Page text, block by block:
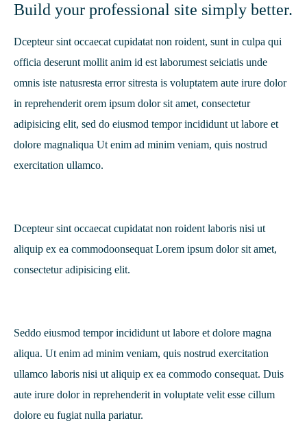
Build your professional site simply better.
Dcepteur sint occaecat cupidatat non roident, sunt in culpa qui
officia deserunt mollit anim id est laborumest seiciatis unde
omnis iste natusresta error sitresta is voluptatem aute irure dolor
in reprehenderit orem ipsum dolor sit amet, consectetur
adipisicing elit, sed do eiusmod tempor incididunt ut labore et
dolore magnaliqua Ut enim ad minim veniam, quis nostrud
exercitation ullamco.
Dcepteur sint occaecat cupidatat non roident laboris nisi ut
aliquip ex ea commodoonsequat Lorem ipsum dolor sit amet,
consectetur adipisicing elit.
Seddo eiusmod tempor incididunt ut labore et dolore magna
aliqua. Ut enim ad minim veniam, quis nostrud exercitation
ullamco laboris nisi ut aliquip ex ea commodo consequat. Duis
aute irure dolor in reprehenderit in voluptate velit esse cillum
dolore eu fugiat nulla pariatur.